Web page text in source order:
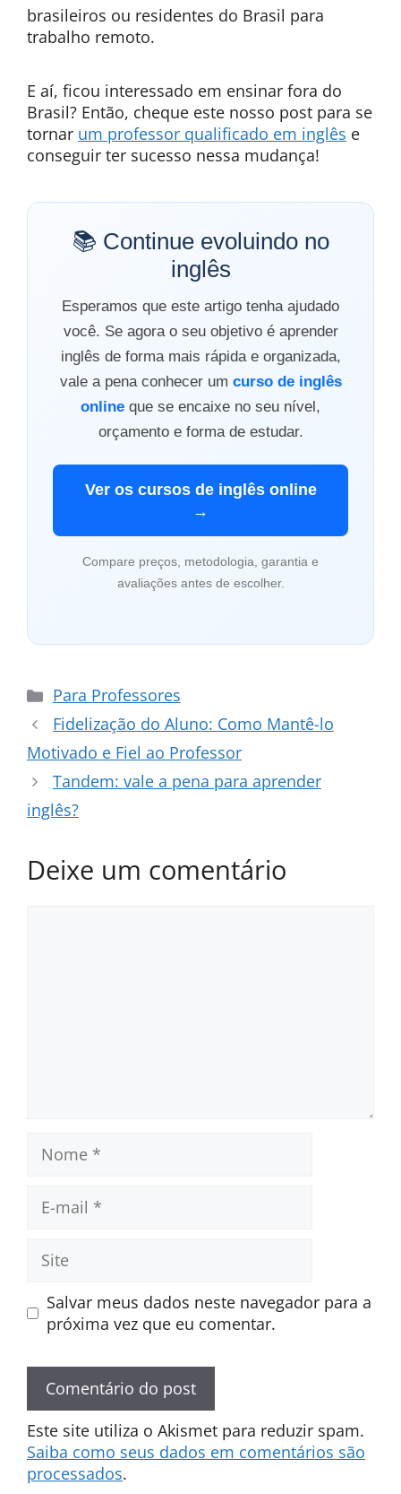
brasileiros ou residentes do Brasil para
trabalho remoto.
E aí, ficou interessado em ensinar fora do
Brasil? Então, cheque este nosso post para se
tornar um professor qualificado em inglês e
conseguir ter sucesso nessa mudança!
📚 Continue evoluindo no
inglês
Esperamos que este artigo tenha ajudado
você. Se agora o seu objetivo é aprender
inglês de forma mais rápida e organizada,
vale a pena conhecer um curso de inglês
online que se encaixe no seu nível,
orçamento e forma de estudar.
Ver os cursos de inglês online
→
Compare preços, metodologia, garantia e
avaliações antes de escolher.
Categorias
Para Professores
Fidelização do Aluno: Como Mantê-lo
Motivado e Fiel ao Professor
Tandem: vale a pena para aprender
inglês?
Deixe um comentário
mail
Site
Salvar meus dados neste navegador para a
próxima vez que eu comentar.
Este site utiliza o Akismet para reduzir spam.
Saiba como seus dados em comentários são
processados.